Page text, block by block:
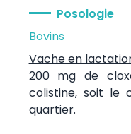
Posologie
Bovins
Vache en
200 mg de
colistine, soit le
quartier.